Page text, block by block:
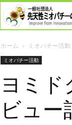
ホーム ミオパチー活動
ミオパチー活動
ヨミド
ビュー